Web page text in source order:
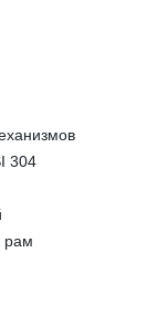
304
рам